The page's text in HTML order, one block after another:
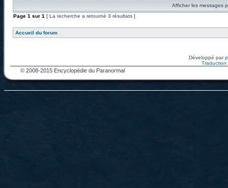
Afficher les messages
Page 1 sur 1 [ La recherche a retourné 3 résultats ]
Accueil du forum
Développé par
Traduction
© 2008-2015 Encyclopédie du Paranormal